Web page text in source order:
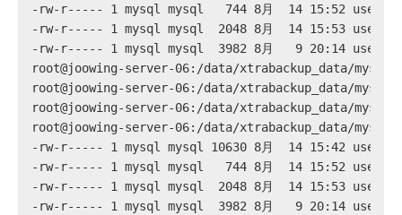
-rw-r----- 1 mysql mysql   744 8月  14 15:52
-rw-r----- 1 mysql mysql  2048 8月  14 15:53
-rw-r----- 1 mysql mysql  3982 8月   9 20:14
root@joowing-server-06:/data/xtrabackup_data/
root@joowing-server-06:/data/xtrabackup_data/mysql#
root@joowing-server-06:/data/xtrabackup_data/mysql#
root@joowing-server-06:/data/xtrabackup_data/
-rw-r----- 1 mysql mysql 10630 8月  14 15:42
-rw-r----- 1 mysql mysql   744 8月  14 15:52
-rw-r----- 1 mysql mysql  2048 8月  14 15:53
-rw-r----- 1 mysql mysql  3982 8月   9 20:14